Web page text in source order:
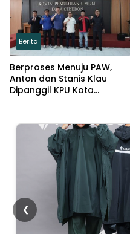
Berita
Berproses Menuju PAW,
Anton dan Stanis Klau
Dipanggil KPU Kota
❮